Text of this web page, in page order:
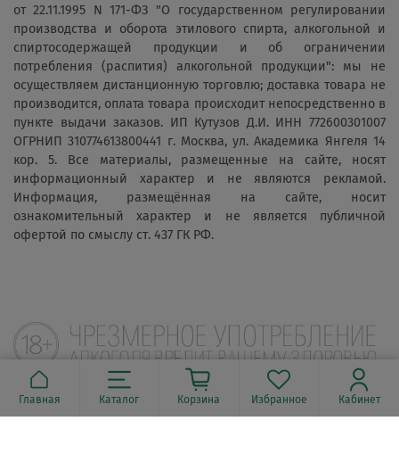
от 22.11.1995 N 171-ФЗ "О государственном регулировании
производства и оборота этилового спирта, алкогольной и
спиртосодержащей продукции и об ограничении
потребления (распития) алкогольной продукции": мы не
осуществляем дистанционную торговлю; доставка товара не
производится, оплата товара происходит непосредственно в
пункте выдачи заказов. ИП Кутузов Д.И. ИНН 772600301007
ОГРНИП 310774613800441 г. Москва, ул. Академика Янгеля 14
кор. 5. Все материалы, размещенные на сайте, носят
информационный характер и не являются рекламой.
Информация, размещённая на сайте, носит
ознакомительный характер и не является публичной
офертой по смыслу ст. 437 ГК РФ.
Главная Каталог Корзина Избранное Кабинет